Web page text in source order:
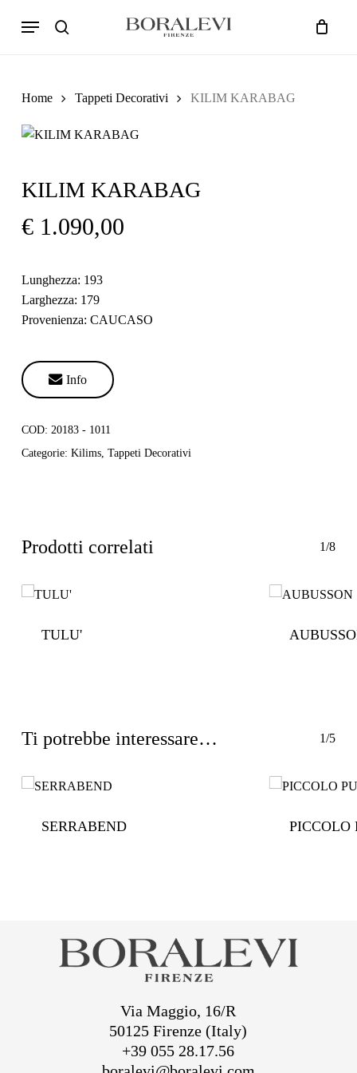
Products
search
Menu
Cart
Close
Nessun prodotto nel
Home Tappeti Decorativi KILIM KARABAG
KILIM KARABAG
€1.090,00
Lunghezza: 193
Larghezza: 179
Provenienza: CAUCASO
Info
COD: 20183 - 1011
Categorie: Kilims, Tappeti Decorativi
Prodotti correlati 1/8
TULU'
Ti potrebbe interessare… 1/5
SERRABEND PICCOLO
Via Maggio, 16/R
50125 Firenze (Italy)
+39 055 28.17.56